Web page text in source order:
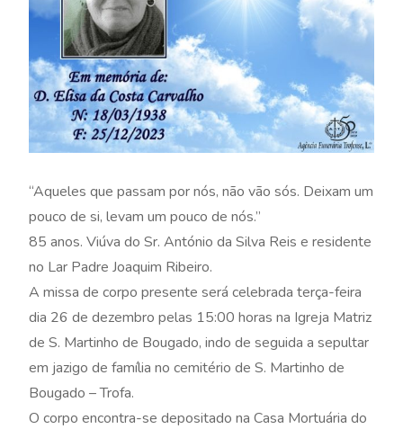
“Aqueles que passam por nós, não vão sós. Deixam um
pouco de si, levam um pouco de nós.”
85 anos. Viúva do Sr. António da Silva Reis e residente
no Lar Padre Joaquim Ribeiro.
A missa de corpo presente será celebrada terça-feira
dia 26 de dezembro pelas 15:00 horas na Igreja Matriz
de S. Martinho de Bougado, indo de seguida a sepultar
em jazigo de família no cemitério de S. Martinho de
Bougado – Trofa.
O corpo encontra-se depositado na Casa Mortuária do